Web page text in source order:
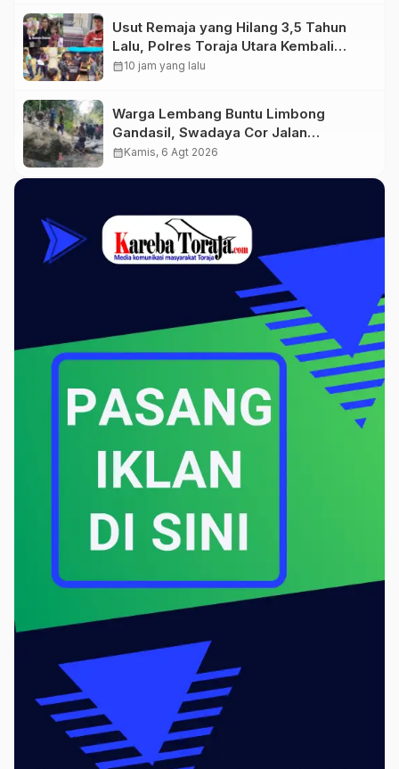
Usut Remaja yang Hilang 3,5 Tahun
Lalu, Polres Toraja Utara Kembali
Datangi TKP
calendar_month10 jam yang lalu
Warga Lembang Buntu Limbong
Gandasil, Swadaya Cor Jalan
Sepanjang 500 Meter
calendar_monthKamis, 6 Agt 2026